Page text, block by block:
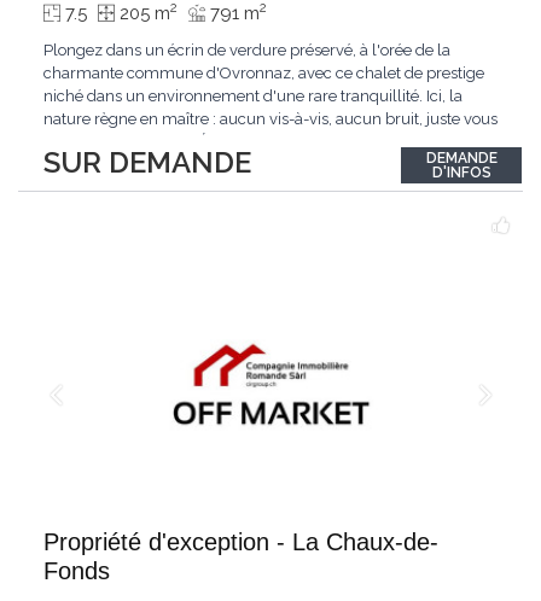
SUR DEMANDE
7.5 205 m2 791 m2
Plongez dans un écrin de verdure préservé, à l'orée de la
charmante commune d'Ovronnaz, avec ce chalet de prestige
niché dans un environnement d'une rare tranquillité. Ici, la
nature règne en maître : aucun vis-à-vis, aucun bruit, juste vous
par ses finitions de très haut standing et ses matériaux nobles.
Le bois de mélèze...
DEMANDE
D'INFOS
Propriété d'exception - La Chaux-de-
Fonds